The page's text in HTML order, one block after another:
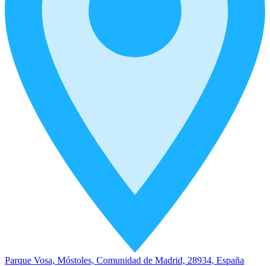
Parque Vosa, Móstoles, Comunidad de Madrid, 28934, España